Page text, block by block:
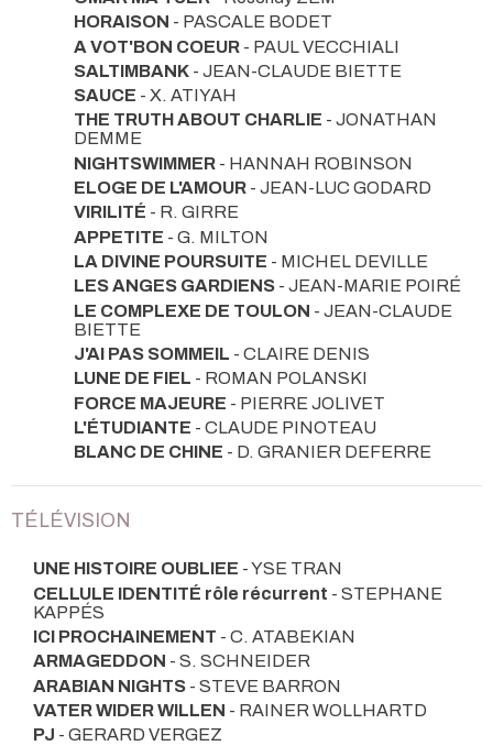
HORAISON - PASCALE BODET
A VOT'BON COEUR - PAUL VECCHIALI
SALTIMBANK - JEAN-CLAUDE BIETTE
SAUCE - X. ATIYAH
THE TRUTH ABOUT CHARLIE - JONATHAN
DEMME
NIGHTSWIMMER - HANNAH ROBINSON
ELOGE DE L'AMOUR - JEAN-LUC GODARD
VIRILITÉ - R. GIRRE
APPETITE - G. MILTON
LA DIVINE POURSUITE - MICHEL DEVILLE
LES ANGES GARDIENS - JEAN-MARIE POIRÉ
LE COMPLEXE DE TOULON - JEAN-CLAUDE
BIETTE
J'AI PAS SOMMEIL - CLAIRE DENIS
LUNE DE FIEL - ROMAN POLANSKI
FORCE MAJEURE - PIERRE JOLIVET
L'ÉTUDIANTE - CLAUDE PINOTEAU
BLANC DE CHINE - D. GRANIER DEFERRE
TÉLÉVISION
UNE HISTOIRE OUBLIEE - YSE TRAN
CELLULE IDENTITÉ rôle récurrent - STEPHANE
KAPPÉS
ICI PROCHAINEMENT - C. ATABEKIAN
ARMAGEDDON - S. SCHNEIDER
ARABIAN NIGHTS - STEVE BARRON
VATER WIDER WILLEN - RAINER WOLLHARTD
PJ - GERARD VERGEZ